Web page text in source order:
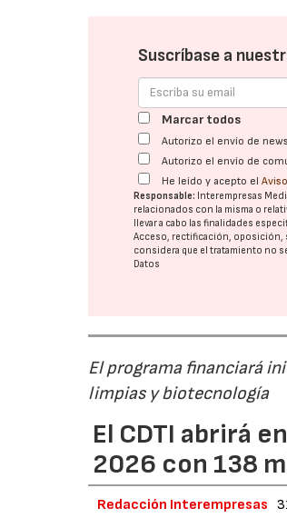
Suscríbase a
Marcar todos
Autorizo el envío de
Autorizo el envío de
He leído y acepto el
Responsable: Interempresas
relacionados con la misma o
llevar a cabo las finalidades
Acceso, rectificación, oposición,
considera que el tratamiento no
Datos
El programa financiará
limpias y biotecnología
El CDTI abrirá
2026 con 138
Redacción Interempresas